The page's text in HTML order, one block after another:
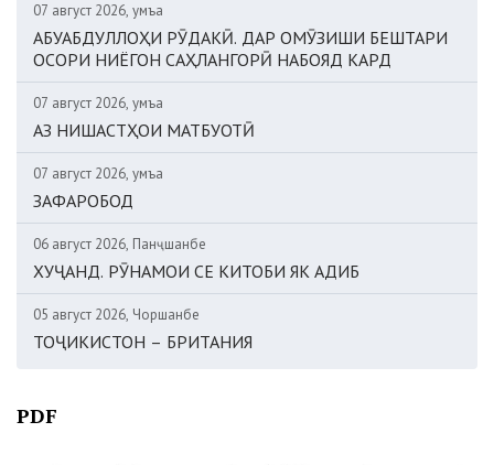
07 август 2026, Ҷумъа
АБУАБДУЛЛОҲИ РӮДАКӢ. ДАР ОМӮЗИШИ БЕШТАРИ
ОСОРИ НИЁГОН САҲЛАНГОРӢ НАБОЯД КАРД
07 август 2026, Ҷумъа
АЗ НИШАСТҲОИ МАТБУОТӢ
07 август 2026, Ҷумъа
ЗАФАРОБОД
06 август 2026, Панҷшанбе
ХУҶАНД. РӮНАМОИ СЕ КИТОБИ ЯК АДИБ
05 август 2026, Чоршанбе
ТОҶИКИСТОН – БРИТАНИЯ
PDF